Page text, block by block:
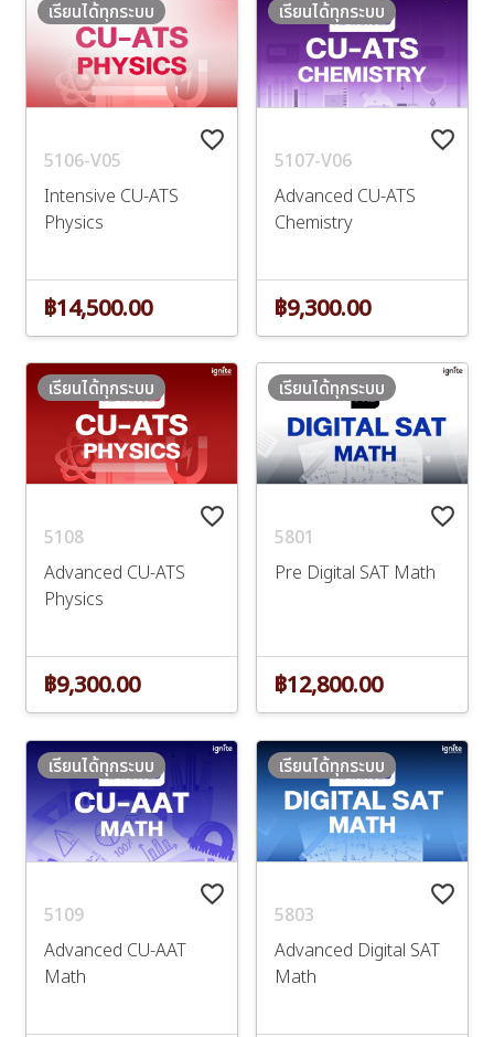
favorite_border
5106-V05
Intensive CU-ATS
Physics
เรียนได้ทุกระบบ
฿14,500.00
favorite_border
5107-V06
Advanced CU-ATS
Chemistry
เรียนได้ทุกระบบ
฿9,300.00
favorite_border
5108
Advanced CU-ATS
Physics
เรียนได้ทุกระบบ
฿9,300.00
favorite_border
5801
Pre Digital SAT Math
เรียนได้ทุกระบบ
฿12,800.00
favorite_border
5109
Advanced CU-AAT
Math
เรียนได้ทุกระบบ
favorite_border
5803
Advanced Digital SAT
Math
เรียนได้ทุกระบบ